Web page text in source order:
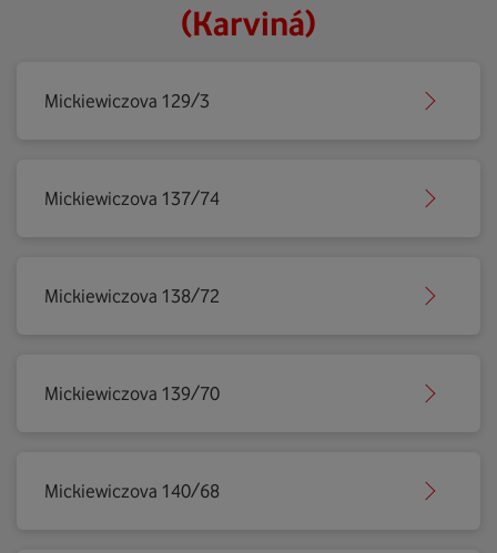
(Karviná)
Mickiewiczova 129/3
Mickiewiczova 137/74
Mickiewiczova 138/72
Mickiewiczova 139/70
Mickiewiczova 140/68